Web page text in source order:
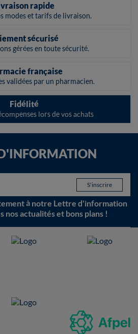
rapide
modes et tarifs de livraison.
sécurisé
gérées en toute sécurité.
française
validées par un pharmacien.
Fidélité
lors de vos achats
à notre Lettre d'information
nos actualités et bons plans !